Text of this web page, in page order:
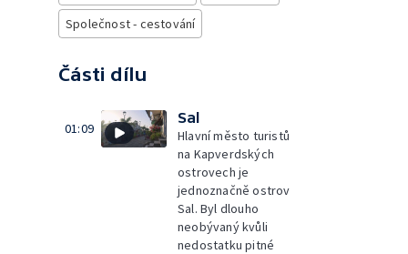
Společnost - cestování
Části dílu
01:09
Sal
Hlavní město turistů
na Kapverdských
ostrovech je
jednoznačně ostrov
Sal. Byl dlouho
neobývaný kvůli
nedostatku pitné